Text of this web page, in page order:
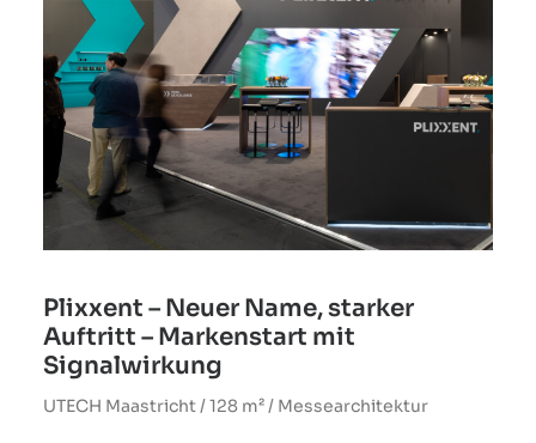
Plixxent – Neuer Name, starker
Auftritt – Markenstart mit
Signalwirkung
UTECH Maastricht / 128 m² / Messearchitektur